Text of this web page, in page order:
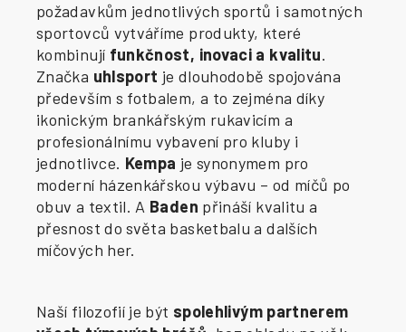
požadavkům jednotlivých sportů i samotných
sportovců vytváříme produkty, které
kombinují funkčnost, inovaci a kvalitu.
Značka uhlsport je dlouhodobě spojována
především s fotbalem, a to zejména díky
ikonickým brankářským rukavicím a
profesionálnímu vybavení pro kluby i
jednotlivce. Kempa je synonymem pro
moderní házenkářskou výbavu – od míčů po
obuv a textil. A Baden přináší kvalitu a
přesnost do světa basketbalu a dalších
míčových her.
Naší filozofií je být spolehlivým partnerem